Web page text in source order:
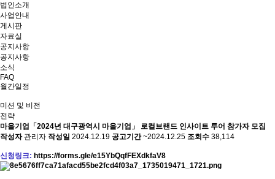
법인소개
사업안내
게시판
자료실
공지사항
공지사항
소식
FAQ
월간일정
미션 및 비전
전략
마을기업
「2024년 대구광역시 마을기업」 로컬브랜드 인사이트 투어 참가자 모집
작성자관리자 작성일 2024.12.19 공고기간~2024.12.25 조회수 38,114
신청링크: https://forms.gle/e15YbQqfFEXdkfaV8